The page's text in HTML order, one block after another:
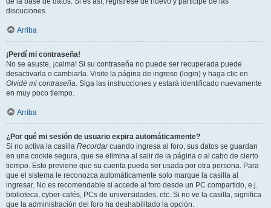
discuciones.
Arriba
¡Perdí mi contraseña!
No se asuste, ¡calma! Si su contraseña no puede ser recuperada puede
desactivarla o cambiarla. Visite la página de ingreso (login) y haga clic en
Olvidé mi contraseña. Siga las instrucciones y estará identificado nuevamente
en muy poco tiempo.
Arriba
¿Por qué mi sesión de usuario expira automáticamente?
Si no activa la casilla Recordarcuando ingresa al foro, sus datos se guardan
en una cookie segura, que se elimina al salir de la página o al cabo de cierto
tiempo. Esto previene que su cuenta pueda ser usada por otra persona. Para
que el sistema le reconozca automáticamente solo marque la casilla al
ingresar. No es recomendable si accede al foro desde un PC compartido, e.j.
biblioteca, cyber-cafés, PCs de universidades, etc. Si no ve la casilla, significa
que la administración del foro ha deshabilitado la opción.